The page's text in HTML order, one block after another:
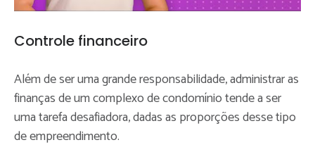
Controle financeiro
Além de ser uma grande responsabilidade, administrar as
finanças de um complexo de condomínio tende a ser
uma tarefa desafiadora, dadas as proporções desse tipo
de empreendimento.